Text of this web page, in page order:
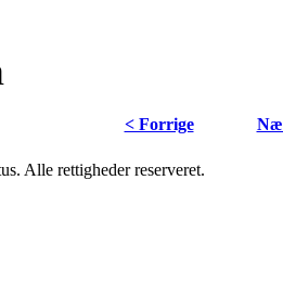
< Forrige
Alle rettigheder reserveret.